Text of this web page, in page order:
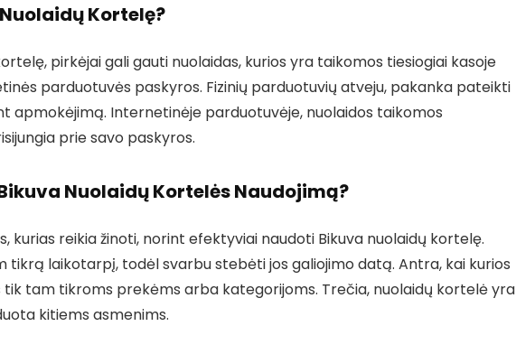
Kortelę?
pirkėjai gali gauti nuolaidas, kurios yra taikomos tiesiogiai kasoje
parduotuvės paskyros. Fizinių parduotuvių atveju, pakanka pateikti
apmokėjimą. Internetinėje parduotuvėje, nuolaidos taikomos
prie savo paskyros.
Nuolaidų Kortelės Naudojimą?
kurias reikia žinoti, norint efektyviai naudoti Bikuva nuolaidų kortelę.
tikrą laikotarpį, todėl svarbu stebėti jos galiojimo datą. Antra, kai kurios
tik tam tikroms prekėms arba kategorijoms. Trečia, nuolaidų kortelė yra
kitiems asmenims.